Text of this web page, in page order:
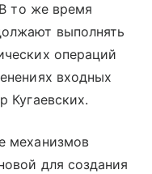
то же время
выполнять
операций
входных
Кугаевских.
механизмов
для создания